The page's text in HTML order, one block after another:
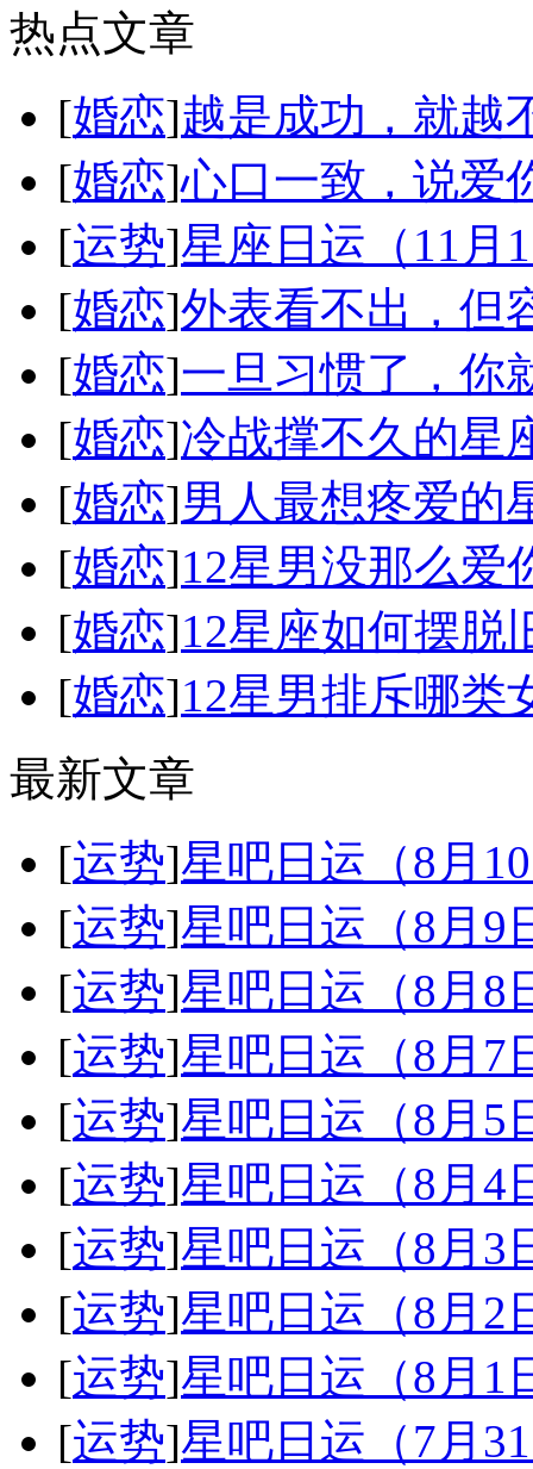
热点文章
[婚恋]越是成功，就越
[婚恋]心口一致，说爱
[运势]星座日运（11月
[婚恋]外表看不出，但
[婚恋]一旦习惯了，你
[婚恋]冷战撑不久的星
[婚恋]男人最想疼爱的
[婚恋]12星男没那么爱
[婚恋]12星座如何摆脱
[婚恋]12星男排斥哪类
最新文章
[运势]星吧日运（8月
[运势]星吧日运（8月9
[运势]星吧日运（8月8
[运势]星吧日运（8月7
[运势]星吧日运（8月5
[运势]星吧日运（8月4
[运势]星吧日运（8月3
[运势]星吧日运（8月2
[运势]星吧日运（8月1
[运势]星吧日运（7月